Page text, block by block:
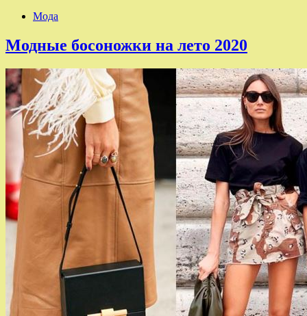
Мода
Модные босоножки на лето 2020